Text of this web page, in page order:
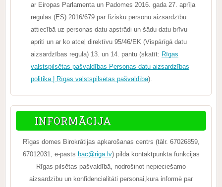
ar Eiropas Parlamenta un Padomes 2016. gada 27. aprīļa
regulas (ES) 2016/679 par fizisku personu aizsardzību
attiecībā uz personas datu apstrādi un šādu datu brīvu
apriti un ar ko atceļ direktīvu 95/46/EK (Vispārīgā datu
aizsardzības regula) 13. un 14. pantu (skatīt: Rīgas
valstspilsētas pašvaldības Personas datu aizsardzības
politika | Rīgas valstspilsētas pašvaldība).
INFORMĀCIJA
Rīgas domes Birokrātijas apkarošanas centrs (tālr. 67026859,
67012031, e-pasts bac@riga.lv) pilda kontaktpunkta funkcijas
Rīgas pilsētas pašvaldībā, nodrošinot nepieciešamo
aizsardzību un konfidencialitāti personai,kura informē par